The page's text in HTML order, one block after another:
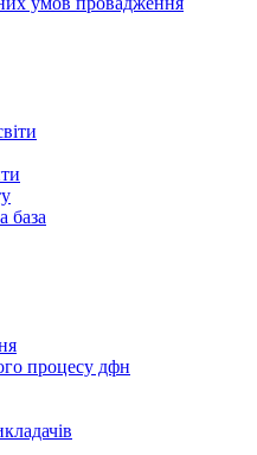
база
процесу дфн